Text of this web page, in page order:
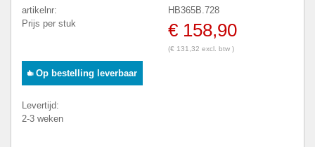
artikelnr:
HB365B.728
Prijs per stuk
€ 158,90
(€ 131,32 excl. btw )
Op bestelling leverbaar
Levertijd:
2-3 weken